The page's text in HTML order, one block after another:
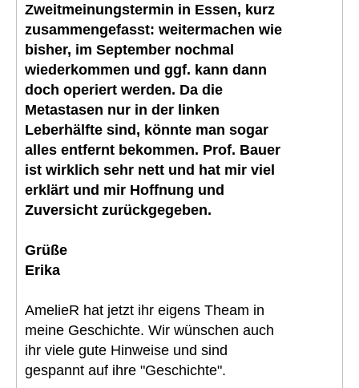
Zweitmeinungstermin in Essen, kurz
zusammengefasst: weitermachen wie
bisher, im September nochmal
wiederkommen und ggf. kann dann
doch operiert werden. Da die
Metastasen nur in der linken
Leberhälfte sind, könnte man sogar
alles entfernt bekommen. Prof. Bauer
ist wirklich sehr nett und hat mir viel
erklärt und mir Hoffnung und
Zuversicht zurückgegeben.
Grüße
Erika
AmelieR hat jetzt ihr eigens Theam in
meine Geschichte. Wir wünschen auch
ihr viele gute Hinweise und sind
gespannt auf ihre "Geschichte".